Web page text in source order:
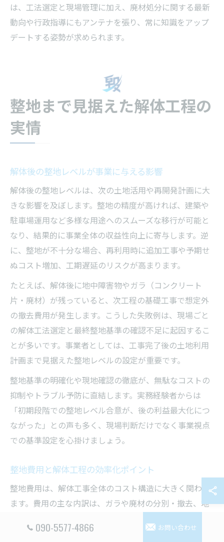
は、工法選定と現場管理に加え、廃材処分に関する最新
動向や行政指導にもアンテナを張り、常に知識をアップ
デートする姿勢が求められます。
整地まで見据えた解体工程の
実情
解体後の整地レベルが事業に与える影響
解体後の整地レベルは、次の土地活用や再開発計画に大
きな影響を及ぼします。整地の精度が高ければ、建築や
駐車場運用など多様な用途へのスムーズな移行が可能と
なり、結果的に事業全体の収益性向上に寄与します。逆
に、整地が不十分な場合、再利用時に追加工事や予期せ
ぬコスト増加、工期遅延のリスクが高まります。
たとえば、解体後に地中障害物やガラ（コンクリート
片・廃材）が残っていると、次工程の基礎工事で想定外
の撤去費用が発生します。こうした失敗例は、現場ごと
の解体工法選定と最終整地基準の確認不足に起因するこ
とが多いです。事業者としては、工事完了後の土地利用
計画まで見据えた整地レベルの設定が重要です。
整地基準の明確化や現地確認の徹底が、無駄なコストの
抑制やトラブル予防に直結します。実務経験者からは
「初期段階での整地レベル合意が、後の利益最大化につ
ながった」との声も多く、現場判断だけでなく事業視点
での基準設定を心掛けましょう。
整地費用と解体工程の効率化ポイント
整地費用は、解体工事全体のコスト構造に大きく関わり
ます。費用の主な内訳は、ガラや廃材の分別・撤去、地
工法の選定によって発生する廃材量や処分方法が変わる
090-5577-4866 お問い合わせ